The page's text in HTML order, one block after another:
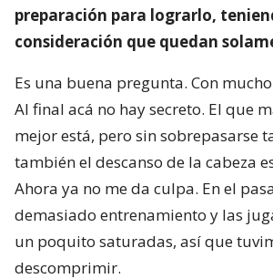
preparación para lograrlo,
consideración que quedan
Es una buena pregunta. Con
Al final acá no hay secreto. El que
mejor está, pero sin sobrepasarse
también el descanso de la cabeza
Ahora ya no me da culpa. En el
demasiado entrenamiento y las
un poquito saturadas, así que
descomprimir.